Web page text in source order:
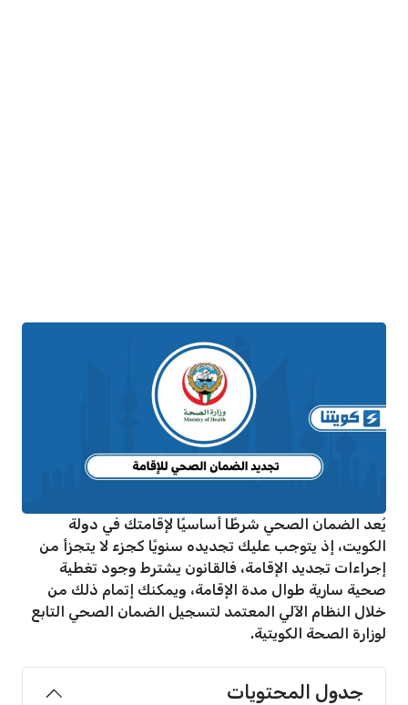
يُعد الضمان الصحي شرطًا أساسيًا لإقامتك في دولة
الكويت، إذ يتوجب عليك تجديده سنويًا كجزء لا يتجزأ من
إجراءات تجديد الإقامة، فالقانون يشترط وجود تغطية
صحية سارية طوال مدة الإقامة، ويمكنك إتمام ذلك من
خلال النظام الآلي المعتمد لتسجيل الضمان الصحي التابع
لوزارة الصحة الكويتية.
جدول المحتويات